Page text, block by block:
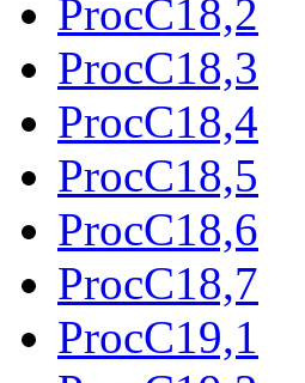
ProcC18,2
ProcC18,3
ProcC18,4
ProcC18,5
ProcC18,6
ProcC18,7
ProcC19,1